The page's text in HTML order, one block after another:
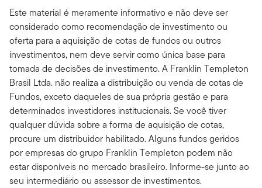
Este material é meramente informativo e não deve ser
considerado como recomendação de investimento ou
oferta para a aquisição de cotas de fundos ou outros
investimentos, nem deve servir como única base para
tomada de decisões de investimento.A Franklin Templeton
Brasil Ltda. não realiza a distribuição ou venda de cotas de
Fundos, exceto daqueles de sua própria gestão e para
determinados investidores institucionais. Se você tiver
qualquer dúvida sobre a forma de aquisição de cotas,
procure um distribuidor habilitado.Alguns fundos geridos
por empresas do grupo Franklin Templeton podem não
estar disponíveis no mercado brasileiro. Informe-se junto ao
seu intermediário ou assessor de investimentos.